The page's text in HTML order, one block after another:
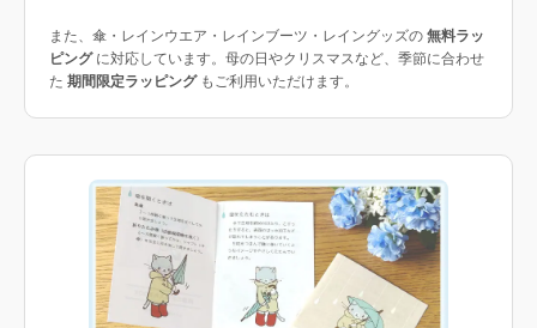
また、傘・レインウエア・レインブーツ・レイングッズの 無料ラッ
ピングに対応しています。母の日やクリスマスなど、季節に合わせ
た 期間限定ラッピングもご利用いただけます。